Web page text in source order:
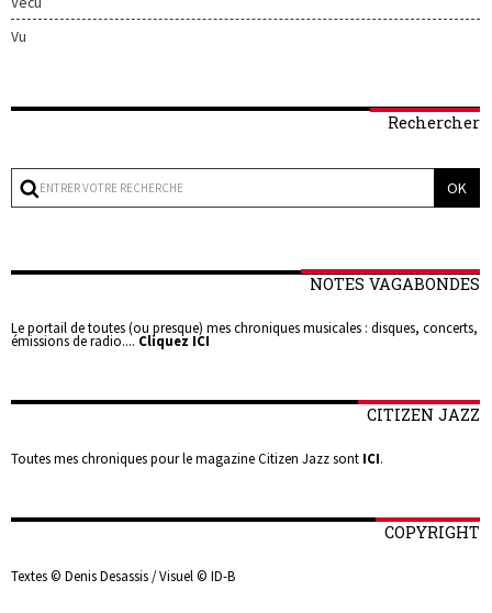
Vu
Rechercher
NOTES VAGABONDES
Le portail de toutes (ou presque) mes chroniques musicales : disques, concerts,
émissions de radio.... Cliquez ICI
CITIZEN JAZZ
Toutes mes chroniques pour le magazine Citizen Jazz sont ICI.
COPYRIGHT
Textes © Denis Desassis / Visuel © ID-B